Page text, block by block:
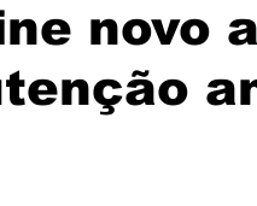
novo